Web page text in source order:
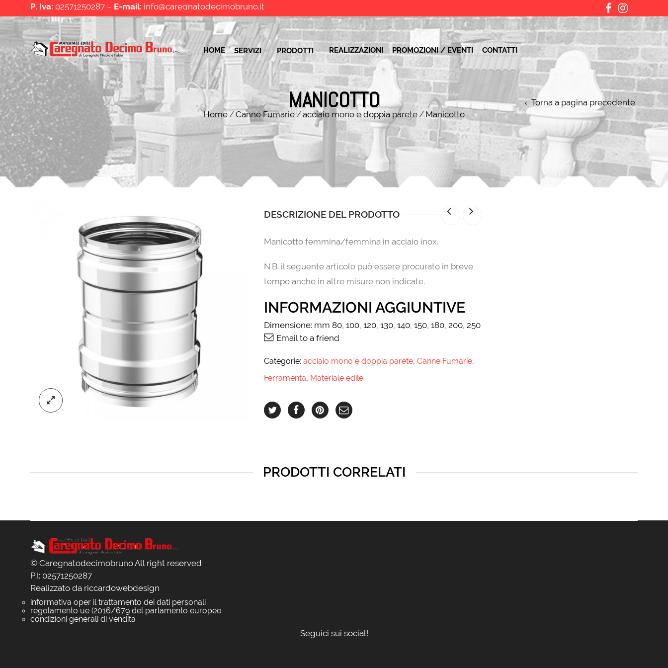
P. Iva: 02571250287 – E-mail: info@caregnatodecimobruno.it
HOME SERVIZI PRODOTTI REALIZZAZIONI PROMOZIONI / EVENTI CONTATTI
MANICOTTO
Home/Canne Fumarie/acciaio mono e doppia parete/ Manicotto
Torna a pagina precedente
DESCRIZIONE DEL PRODOTTO
Manicotto femmina/femmina in acciaio inox.
N.B. il seguente articolo può essere procurato in breve
tempo anche in altre misure non indicate.
INFORMAZIONI AGGIUNTIVE
Dimensione: mm 80, 100, 120, 130, 140, 150, 180, 200, 250
Email to a friend
Categorie: acciaio mono e doppia parete, Canne Fumarie,
Ferramenta, Materiale edile
PRODOTTI CORRELATI
© Caregnatodecimobruno All right reserved
P.I: 02571250287
Realizzato da riccardowebdesign
informativa oper il trattamento dei dati personali
regolamento ue (2016/679 del parlamento europeo
condizioni generali di vendita
Seguici sui social!